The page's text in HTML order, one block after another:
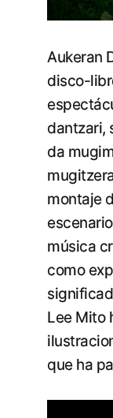
Aukeran
disco-
dantzari,
da
montaje
música
como
Lee Mito
que ha